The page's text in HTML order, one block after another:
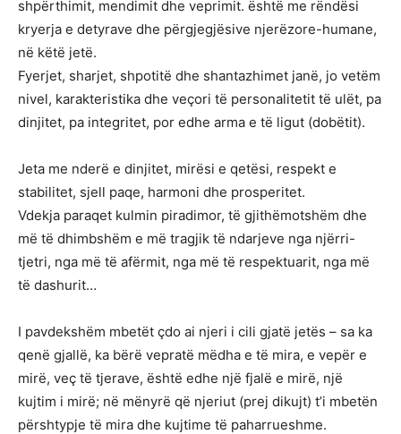
shpërthimit, mendimit dhe veprimit. është me rëndësi
kryerja e detyrave dhe përgjegjësive njerëzore-humane,
në këtë jetë.
Fyerjet, sharjet, shpotitë dhe shantazhimet janë, jo vetëm
nivel, karakteristika dhe veçori të personalitetit të ulët, pa
dinjitet, pa integritet, por edhe arma e të ligut (dobëtit).
Jeta me nderë e dinjitet, mirësi e qetësi, respekt e
stabilitet, sjell paqe, harmoni dhe prosperitet.
Vdekja paraqet kulmin piradimor, të gjithëmotshëm dhe
më të dhimbshëm e më tragjik të ndarjeve nga njërri-
tjetri, nga më të afërmit, nga më të respektuarit, nga më
të dashurit…
I pavdekshëm mbetët çdo ai njeri i cili gjatë jetës – sa ka
qenë gjallë, ka bërë vepratë mëdha e të mira, e vepër e
mirë, veç të tjerave, është edhe një fjalë e mirë, një
kujtim i mirë; në mënyrë që njeriut (prej dikujt) t’i mbetën
përshtypje të mira dhe kujtime të paharrueshme.